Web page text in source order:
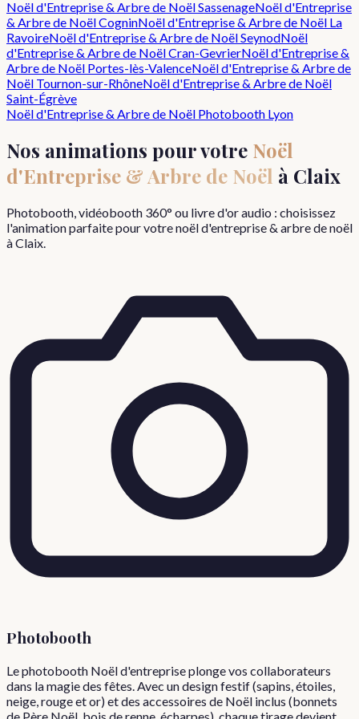
Noël d'Entreprise & Arbre de NoëlSassenageNoël d'Entreprise
& Arbre de NoëlCogninNoël d'Entreprise & Arbre de Noël La
RavoireNoël d'Entreprise & Arbre de NoëlSeynodNoël
d'Entreprise & Arbre de NoëlCran-GevrierNoël d'Entreprise &
Arbre de Noël Portes-lès-ValenceNoël d'Entreprise & Arbre de
Noël Tournon-sur-RhôneNoël d'Entreprise & Arbre de Noël
Saint-Égrève
Noël d'Entreprise & Arbre de Noël Photobooth Lyon
Nos animations pour votre Noël
d'Entreprise & Arbre de Noël à Claix
Photobooth, vidéobooth 360° ou livre d'or audio : choisissez
l'animation parfaite pour votrenoël d'entreprise & arbre de noël
àClaix.
Photobooth
Le photobooth Noël d'entreprise plonge vos collaborateurs
dans la magie des fêtes. Avec un design festif (sapins, étoiles,
neige, rouge et or) et des accessoires de Noël inclus (bonnets
de Père Noël, bois de renne, écharpes), chaque tirage devient